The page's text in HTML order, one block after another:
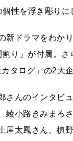
性を浮き彫り
新ドラマをわか
り」が付属。さ
タログ」の2大
さんのインタビ
綾小路きみまろ
屋太鳳さん、槙